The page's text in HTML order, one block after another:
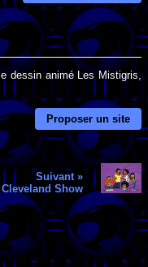
dessin animé Les Mistigris,
Proposer un site
Suivant »
Cleveland Show